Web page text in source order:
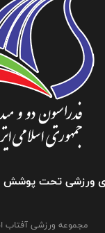
ورزشی تحت پوشش
مجموعه ورزشی آفتاب